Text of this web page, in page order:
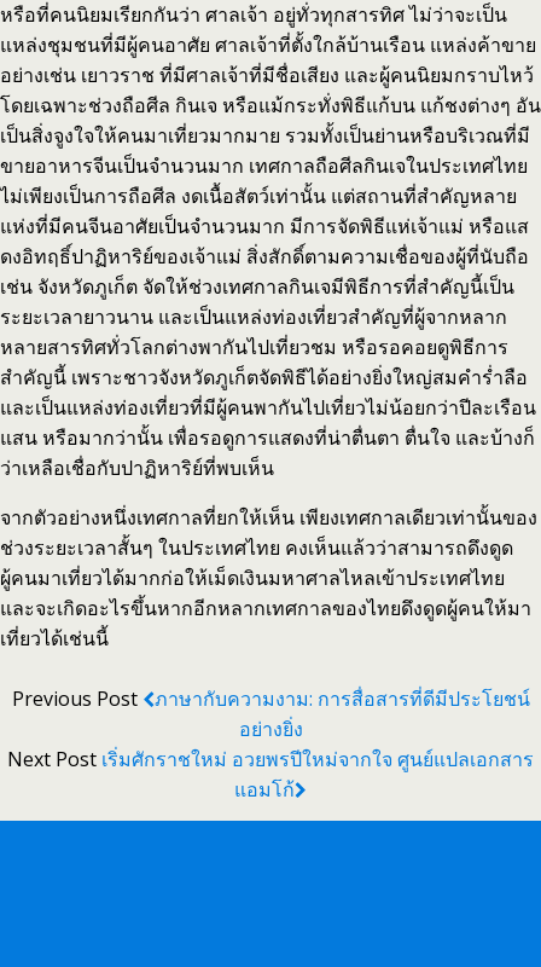
หรือที่คนนิยมเรียกกันว่า ศาลเจ้า อยู่ทั่วทุกสารทิศ ไม่ว่าจะเป็น
แหล่งชุมชนที่มีผู้คนอาศัย ศาลเจ้าที่ตั้งใกล้บ้านเรือน แหล่งค้าขาย
อย่างเช่น เยาวราช ที่มีศาลเจ้าที่มีชื่อเสียง และผู้คนนิยมกราบไหว้
โดยเฉพาะช่วงถือศีล กินเจ หรือแม้กระทั่งพิธีแก้บน แก้ชงต่างๆ อัน
เป็นสิ่งจูงใจให้คนมาเที่ยวมากมาย รวมทั้งเป็นย่านหรือบริเวณที่มี
ขายอาหารจีนเป็นจำนวนมาก เทศกาลถือศีลกินเจในประเทศไทย
ไม่เพียงเป็นการถือศีล งดเนื้อสัตว์เท่านั้น แต่สถานที่สำคัญหลาย
แห่งที่มีคนจีนอาศัยเป็นจำนวนมาก มีการจัดพิธีแห่เจ้าแม่ หรือแส
ดงอิทฤธิ์ปาฏิหาริย์ของเจ้าแม่ สิ่งสักดิ์ตามความเชื่อของผู้ที่นับถือ
เช่น จังหวัดภูเก็ต จัดให้ช่วงเทศกาลกินเจมีพิธีการที่สำคัญนี้เป็น
ระยะเวลายาวนาน และเป็นแหล่งท่องเที่ยวสำคัญที่ผู้จากหลาก
หลายสารทิศทั่วโลกต่างพากันไปเที่ยวชม หรือรอคอยดูพิธีการ
สำคัญนี้ เพราะชาวจังหวัดภูเก็ตจัดพิธีได้อย่างยิ่งใหญ่สมคำร่ำลือ
และเป็นแหล่งท่องเที่ยวที่มีผู้คนพากันไปเที่ยวไม่น้อยกว่าปีละเรือน
แสน หรือมากว่านั้น เพื่อรอดูการแสดงที่น่าตื่นตา ตื่นใจ และบ้างก็
ว่าเหลือเชื่อกับปาฏิหาริย์ที่พบเห็น
จากตัวอย่างหนึ่งเทศกาลที่ยกให้เห็น เพียงเทศกาลเดียวเท่านั้นของ
ช่วงระยะเวลาสั้นๆ ในประเทศไทย คงเห็นแล้วว่าสามารถดึงดูด
ผู้คนมาเที่ยวได้มากก่อให้เม็ดเงินมหาศาลไหลเข้าประเทศไทย
และจะเกิดอะไรขึ้นหากอีกหลากเทศกาลของไทยดึงดูดผู้คนให้มา
เที่ยวได้เช่นนี้
Previous Post
ภาษากับความงาม: การสื่อสารที่ดีมีประโยชน์
อย่างยิ่ง
Next Post เริ่มศักราชใหม่ อวยพรปีใหม่จากใจ ศูนย์แปลเอกสาร
แอมโก้